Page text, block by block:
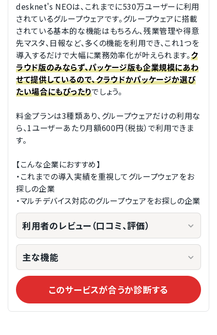
desknet's NEOは、これまでに530万ユーザーに利用
されているグループウェアです。グループウェアに搭載
されている基本的な機能はもちろん、残業管理や得意
先マスタ、日報など、多くの機能を利用でき、これ1つを
導入するだけで大幅に業務効率化が叶えられます。ク
ラウド版のみならず、パッケージ版も企業規模にあわ
せて提供しているので、クラウドかパッケージか選び
たい場合にもぴったりでしょう。
料金プランは3種類あり、グループウェアだけの利用な
ら、1ユーザーあたり月額600円（税抜）で利用できま
す。
【こんな企業におすすめ】
・これまでの導入実績を重視してグループウェアをお
探しの企業
・マルチデバイス対応のグループウェアをお探しの企業
利用者のレビュー（口コミ、評価）
主な機能
このサービスが合うか診断する